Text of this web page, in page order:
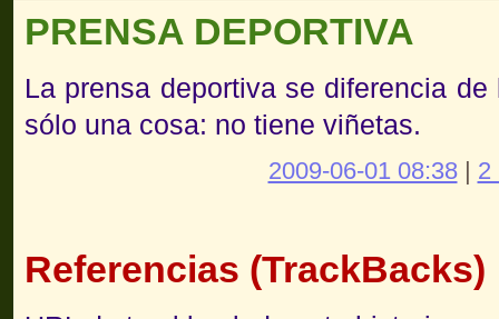
PRENSA DEPORTIVA
La prensa deportiva se diferencia
sólo una cosa: no tiene viñetas.
2009-06-01 08:38| 2
Referencias (TrackBacks)